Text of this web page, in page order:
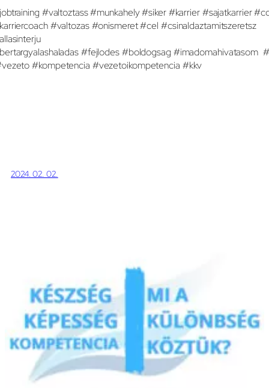
#valtoztass #munkahely #siker #karrier #sajatkarrier
#valtozas #onismeret #cel #csinaldaztamitszeretsz
#fejlodes #boldogsag #imadomahivatasom
#kompetencia #vezetoikompetencia #kkv
2024. 02. 02.